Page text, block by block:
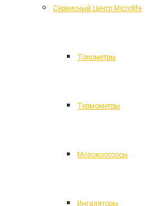
Cервисный Центр Microlife
Тонометры
Термометры
Молокоотсосы
Ингаляторы